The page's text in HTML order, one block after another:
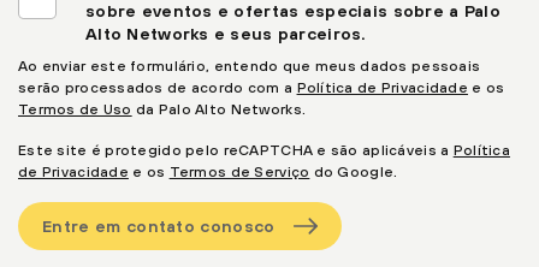
sobre eventos e ofertas especiais sobre a Palo
Alto Networks e seus parceiros.
Ao enviar este formulário, entendo que meus dados pessoais
serão processados de acordo com a Política de Privacidade e os
Termos de Uso da Palo Alto Networks.
Este site é protegido pelo reCAPTCHA e são aplicáveis a Política
de Privacidade e os Termos de Serviço do Google.
Entre em contato conosco